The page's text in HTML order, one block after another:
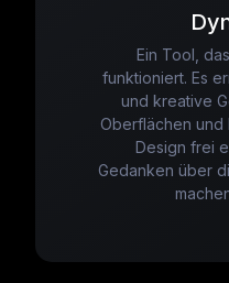
Ein Tool,
funktioniert. Es
und kreative
Oberflächen und
Design frei
Gedanken über